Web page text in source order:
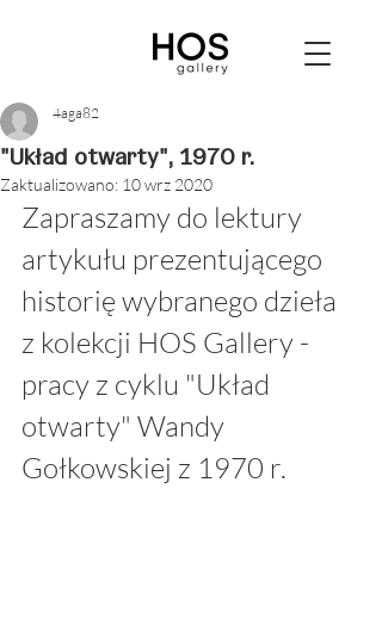
"Układ otwarty", 1970 r.
4aga82
Zaktualizowano: 10 wrz 2020
Zapraszamy do lektury
artykułu prezentującego
historię wybranego dzieła
z kolekcji HOS Gallery -
pracy z cyklu "Układ
otwarty" Wandy
Gołkowskiej z 1970 r.